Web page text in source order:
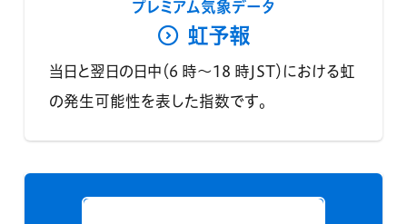
プレミアム気象データ
虹予報
当日と翌日の日中（6 時～18 時JST）における虹
の発生可能性を表した指数です。